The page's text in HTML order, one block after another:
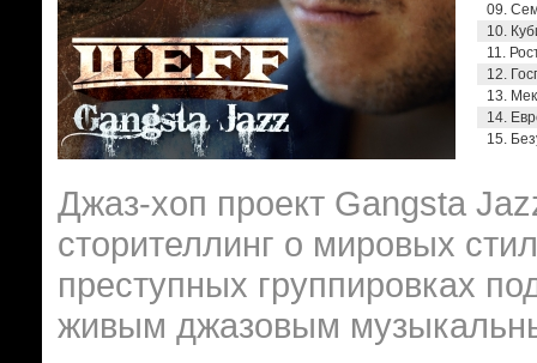
09.
10.
11.
12.
13.
14.
15.
Джаз-хоп проект Gangsta
сторителлинг о мировых
преступных группировках
живым джазовым